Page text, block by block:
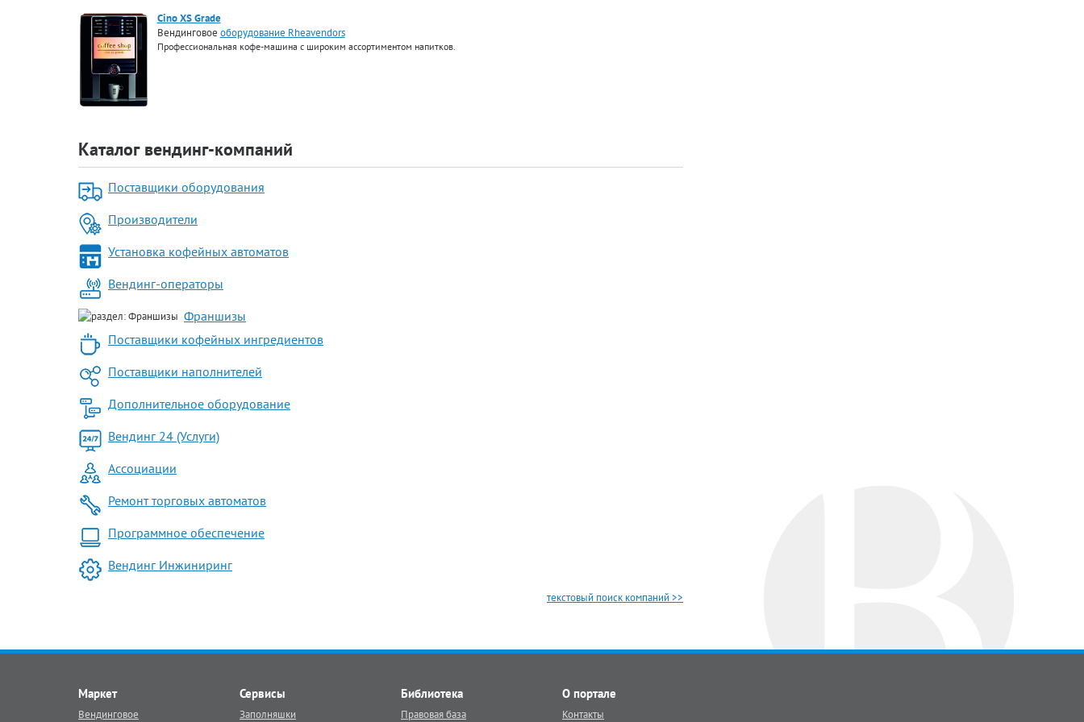
Cino XS Grade
Вендинговое оборудование Rheavendors
Профессиональная кофе-машина с широким ассортиментом напитков.
Каталог вендинг-компаний
Поставщики оборудования
Производители
Установка кофейных автоматов
Вендинг-операторы
Франшизы
Поставщики кофейных ингредиентов
Поставщики наполнителей
Дополнительное оборудование
Вендинг 24 (Услуги)
Ассоциации
Ремонт торговых автоматов
Программное обеспечение
Вендинг Инжиниринг
текстовый поиск компаний >>
Маркет
Вендинговое
Сервисы
Заполняшки
Библиотека
Правовая база
О портале
Контакты